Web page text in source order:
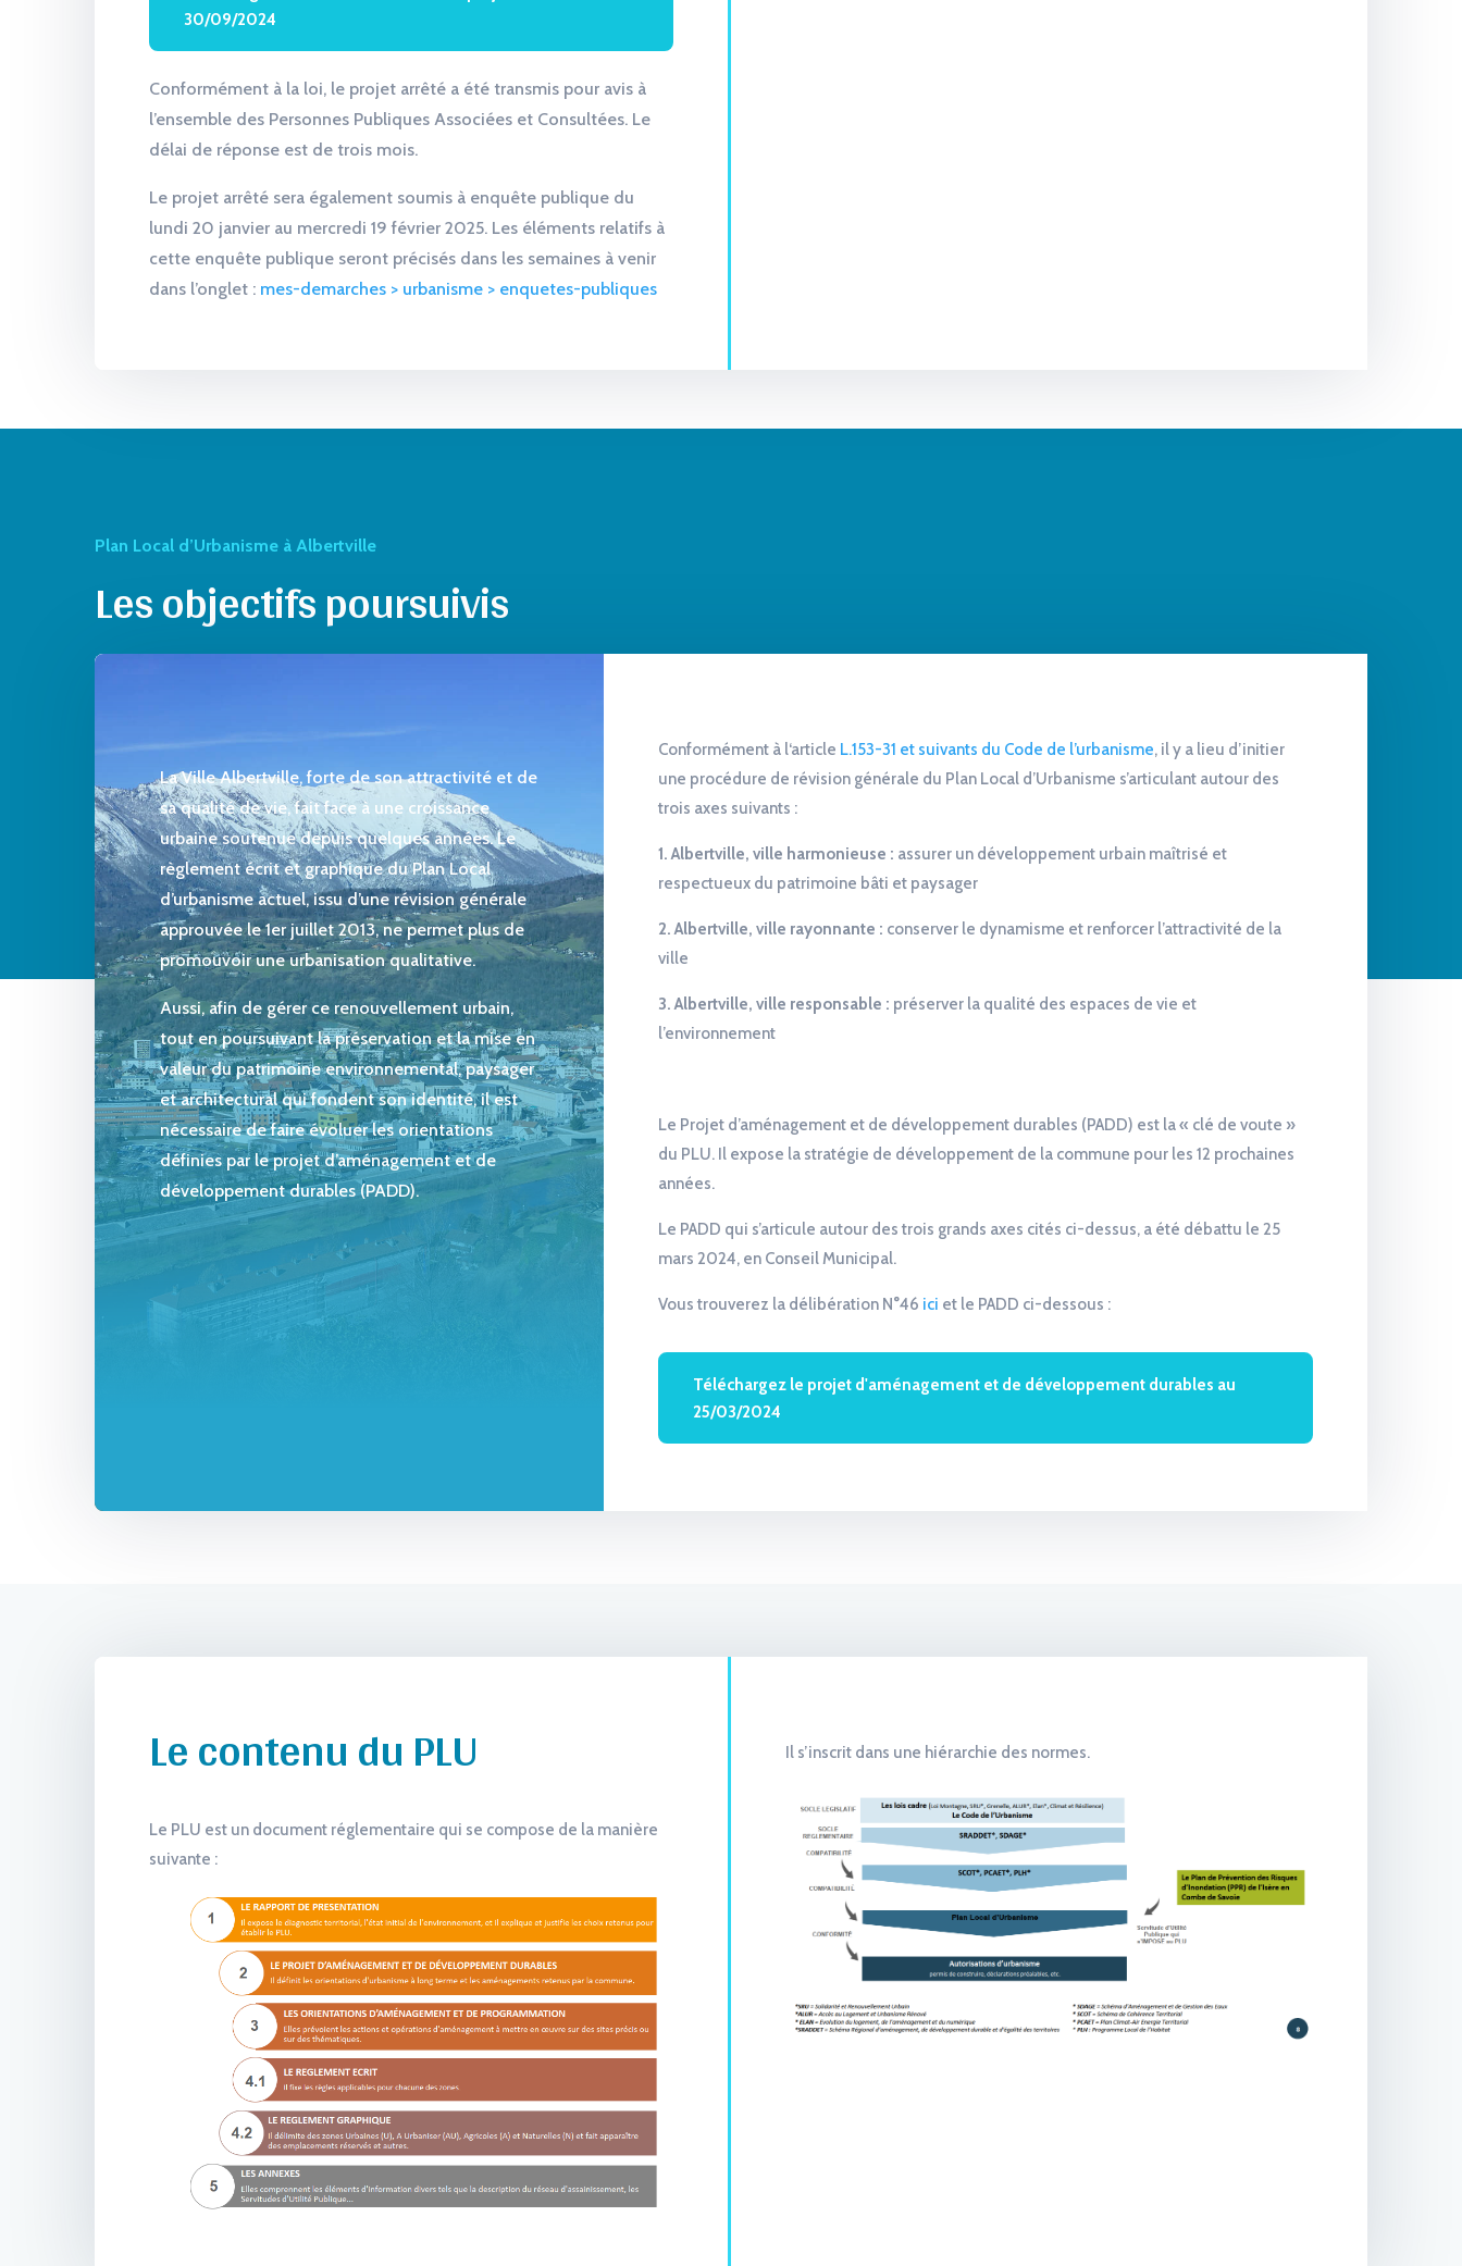
30/09/2024
Conformément à la loi, le projet arrêté a été transmis pour avis à
l’ensemble des Personnes Publiques Associées et Consultées. Le
délai de réponse est de trois mois.
Le projet arrêté sera également soumis à enquête publique du
lundi 20 janvier au mercredi 19 février 2025. Les éléments relatifs à
cette enquête publique seront précisés dans les semaines à venir
dans l’onglet : mes-demarches > urbanisme > enquetes-publiques
Plan Local d’Urbanisme à Albertville
Les objectifs poursuivis
La Ville Albertville, forte de son attractivité et de
sa qualité de vie, fait face à une croissance
urbaine soutenue depuis quelques années. Le
règlement écrit et graphique du Plan Local
d’urbanisme actuel, issu d’une révision générale
approuvée le 1er juillet 2013, ne permet plus de
promouvoir une urbanisation qualitative.
Aussi, afin de gérer ce renouvellement urbain,
tout en poursuivant la préservation et la mise en
valeur du patrimoine environnemental, paysager
et architectural qui fondent son identité, il est
nécessaire de faire évoluer les orientations
définies par le projet d’aménagement et de
développement durables (PADD).
Conformément à l‘article L.153-31 et suivants du Code de l’urbanisme, il y a lieu d’initier
une procédure de révision générale du Plan Local d’Urbanisme s’articulant autour des
trois axes suivants :
1. Albertville, ville harmonieuse : assurer un développement urbain maîtrisé et
respectueux du patrimoine bâti et paysager
2. Albertville, ville rayonnante : conserver le dynamisme et renforcer l’attractivité de la
ville
3. Albertville, ville responsable : préserver la qualité des espaces de vie et
l’environnement
Le Projet d’aménagement et de développement durables (PADD) est la « clé de voute »
du PLU. Il expose la stratégie de développement de la commune pour les 12 prochaines
années.
Le PADD qui s’articule autour des trois grands axes cités ci-dessus, a été débattu le 25
mars 2024, en Conseil Municipal.
Vous trouverez la délibération N°46 ici et le PADD ci-dessous :
Téléchargez le projet d'aménagement et de développement durables au
25/03/2024
Le contenu du PLU
Le PLU est un document réglementaire qui se compose de la manière
suivante :
Il s’inscrit dans une hiérarchie des normes.